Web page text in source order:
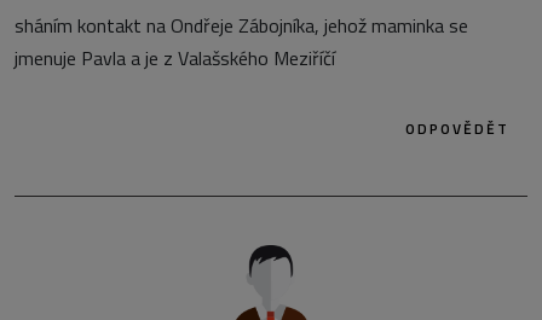
sháním kontakt na Ondřeje Zábojníka, jehož maminka se
jmenuje Pavla a je z Valašského Meziříčí
ODPOVĚDĚT